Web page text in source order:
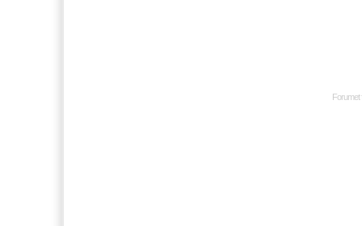
Forumet